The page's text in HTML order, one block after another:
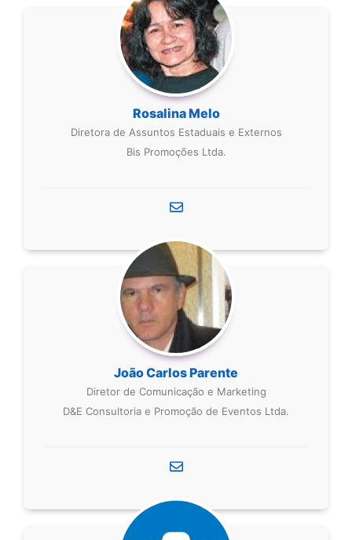
Rosalina Melo
Diretora de Assuntos Estaduais e Externos
Bis Promoções Ltda.
João Carlos Parente
Diretor de Comunicação e Marketing
D&E Consultoria e Promoção de Eventos Ltda.